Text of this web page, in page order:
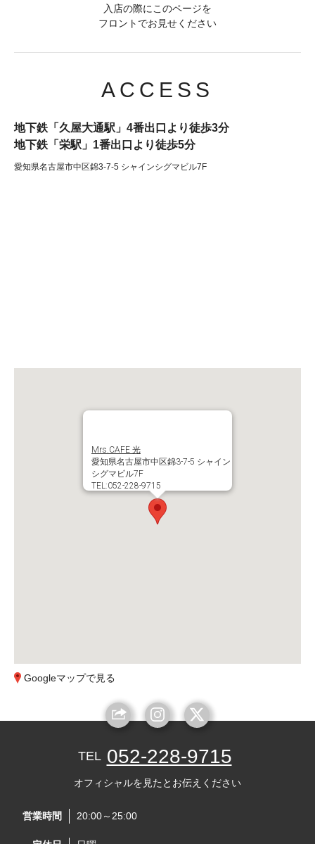
入店の際にこのページを
フロントでお見せください
ACCESS
地下鉄「久屋大通駅」4番出口より徒歩3分
地下鉄「栄駅」1番出口より徒歩5分
愛知県名古屋市中区錦3-7-5 シャインシグマビル7F
Mrs.CAFE 光
愛知県名古屋市中区錦3-7-5 シャイン
シグマビル7F
TEL:052-228-9715
Googleマップで見る
TEL 052-228-9715
オフィシャルを見たとお伝えください
営業時間 20:00～25:00